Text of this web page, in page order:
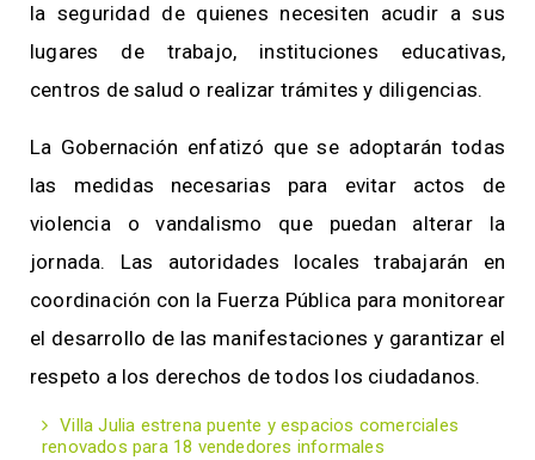
la seguridad de quienes necesiten acudir a sus
lugares de trabajo, instituciones educativas,
centros de salud o realizar trámites y diligencias.
La Gobernación enfatizó que se adoptarán todas
las medidas necesarias para evitar actos de
violencia o vandalismo que puedan alterar la
jornada. Las autoridades locales trabajarán en
coordinación con la Fuerza Pública para monitorear
el desarrollo de las manifestaciones y garantizar el
respeto a los derechos de todos los ciudadanos.
Villa Julia estrena puente y espacios comerciales
renovados para 18 vendedores informales